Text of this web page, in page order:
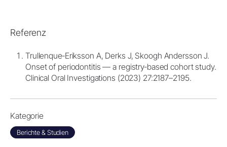
Referenz
Trullenque‐Eriksson A, Derks J, Skoogh Andersson J.
Onset of periodontitis — a registry‐based cohort study.
Clinical Oral Investigations (2023) 27:2187–2195.
Kategorie
Berichte & Studien